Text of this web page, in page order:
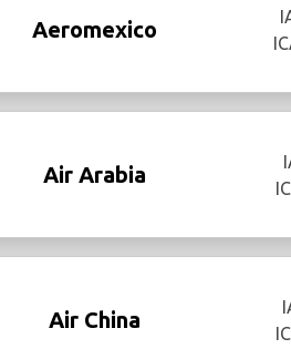
Aeromexico
Air Arabia
Air China